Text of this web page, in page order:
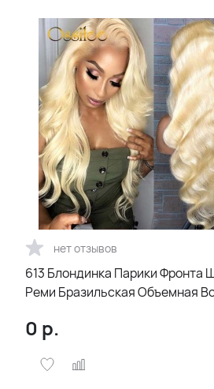
нет отзывов
613 Блондинка Парики Фронта
Реми Бразильская Объемная
Человеческих Волос Прозрачные
250%
0 р.